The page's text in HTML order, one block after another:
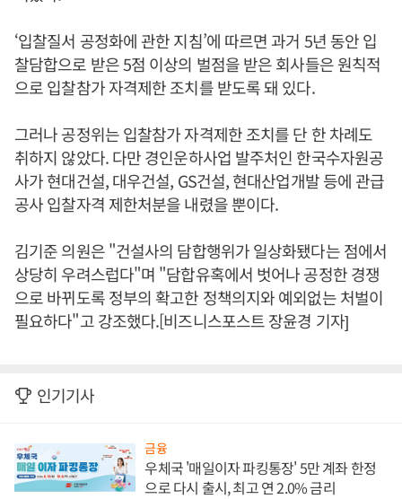
‘입찰질서 공정화에 관한 지침’에 따르면 과거 5년 동안 입
찰담합으로 받은 5점 이상의 벌점을 받은 회사들은 원칙적
으로 입찰참가 자격제한 조치를 받도록 돼 있다.
그러나 공정위는 입찰참가 자격제한 조치를 단 한 차례도
취하지 않았다. 다만 경인운하사업 발주처인 한국수자원공
사가 현대건설, 대우건설, GS건설, 현대산업개발 등에 관급
공사 입찰자격 제한처분을 내렸을 뿐이다.
김기준 의원은 "건설사의 담합행위가 일상화됐다는 점에서
상당히 우려스럽다"며 "담합유혹에서 벗어나 공정한 경쟁
으로 바뀌도록 정부의 확고한 정책의지와 예외없는 처벌이
필요하다"고 강조했다.[비즈니스포스트 장윤경 기자]
인기기사
금융
우체국 '매일이자 파킹통장' 5만 계좌 한정
으로 다시 출시, 최고 연 2.0% 금리